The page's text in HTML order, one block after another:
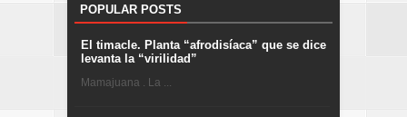
POPULAR POSTS
El timacle. Planta “afrodisíaca” que se dice
levanta la “virilidad”
Mamajuana . La ...